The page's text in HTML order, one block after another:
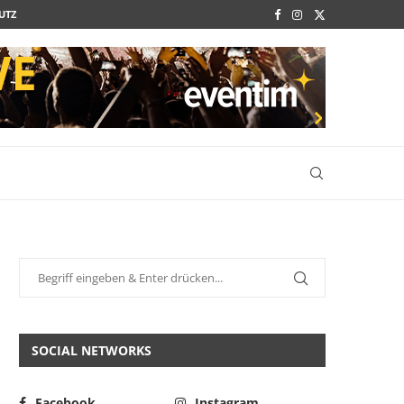
SOCIAL NETWORKS